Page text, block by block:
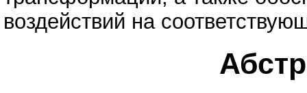
воздействий на